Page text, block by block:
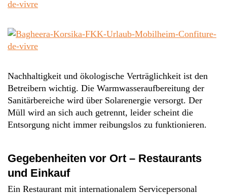
Nachhaltigkeit und ökologische Verträglichkeit ist den
Betreibern wichtig. Die Warmwasseraufbereitung der
Sanitärbereiche wird über Solarenergie versorgt. Der
Müll wird an sich auch getrennt, leider scheint die
Entsorgung nicht immer reibungslos zu funktionieren.
Gegebenheiten vor Ort – Restaurants
und Einkauf
Ein Restaurant mit internationalem Servicepersonal